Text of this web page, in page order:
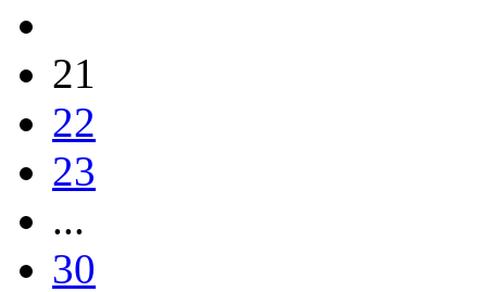
21
22
23
...
30